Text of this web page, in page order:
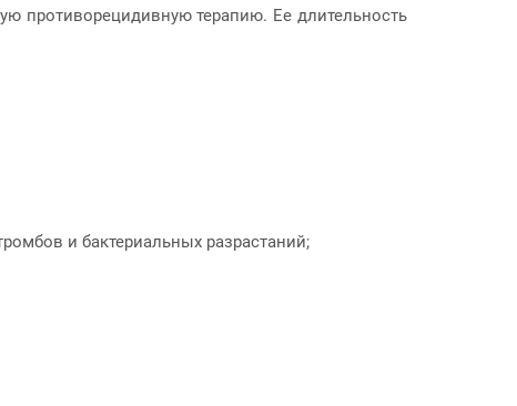
противорецидивную терапию. Ее длительность
и бактериальных разрастаний;